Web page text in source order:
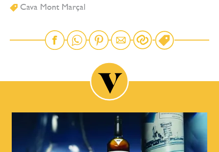
Cava Mont Marçal